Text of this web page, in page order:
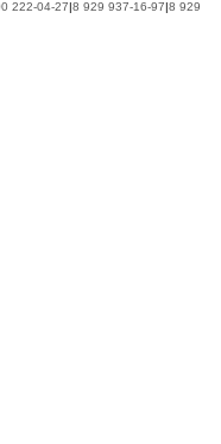
222-04-27|8 929 937-16-97|8 929